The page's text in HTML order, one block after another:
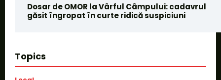
Dosar de OMOR la Vârful Câmpului: cadavrul
găsit îngropat în curte ridică suspiciuni
Topics